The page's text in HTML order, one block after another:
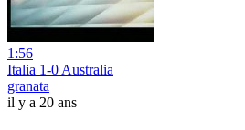
1:56
Italia 1-0 Australia
granata
il y a 20 ans